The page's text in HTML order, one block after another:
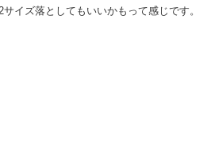
イズ落としてもいいかもって感じです。